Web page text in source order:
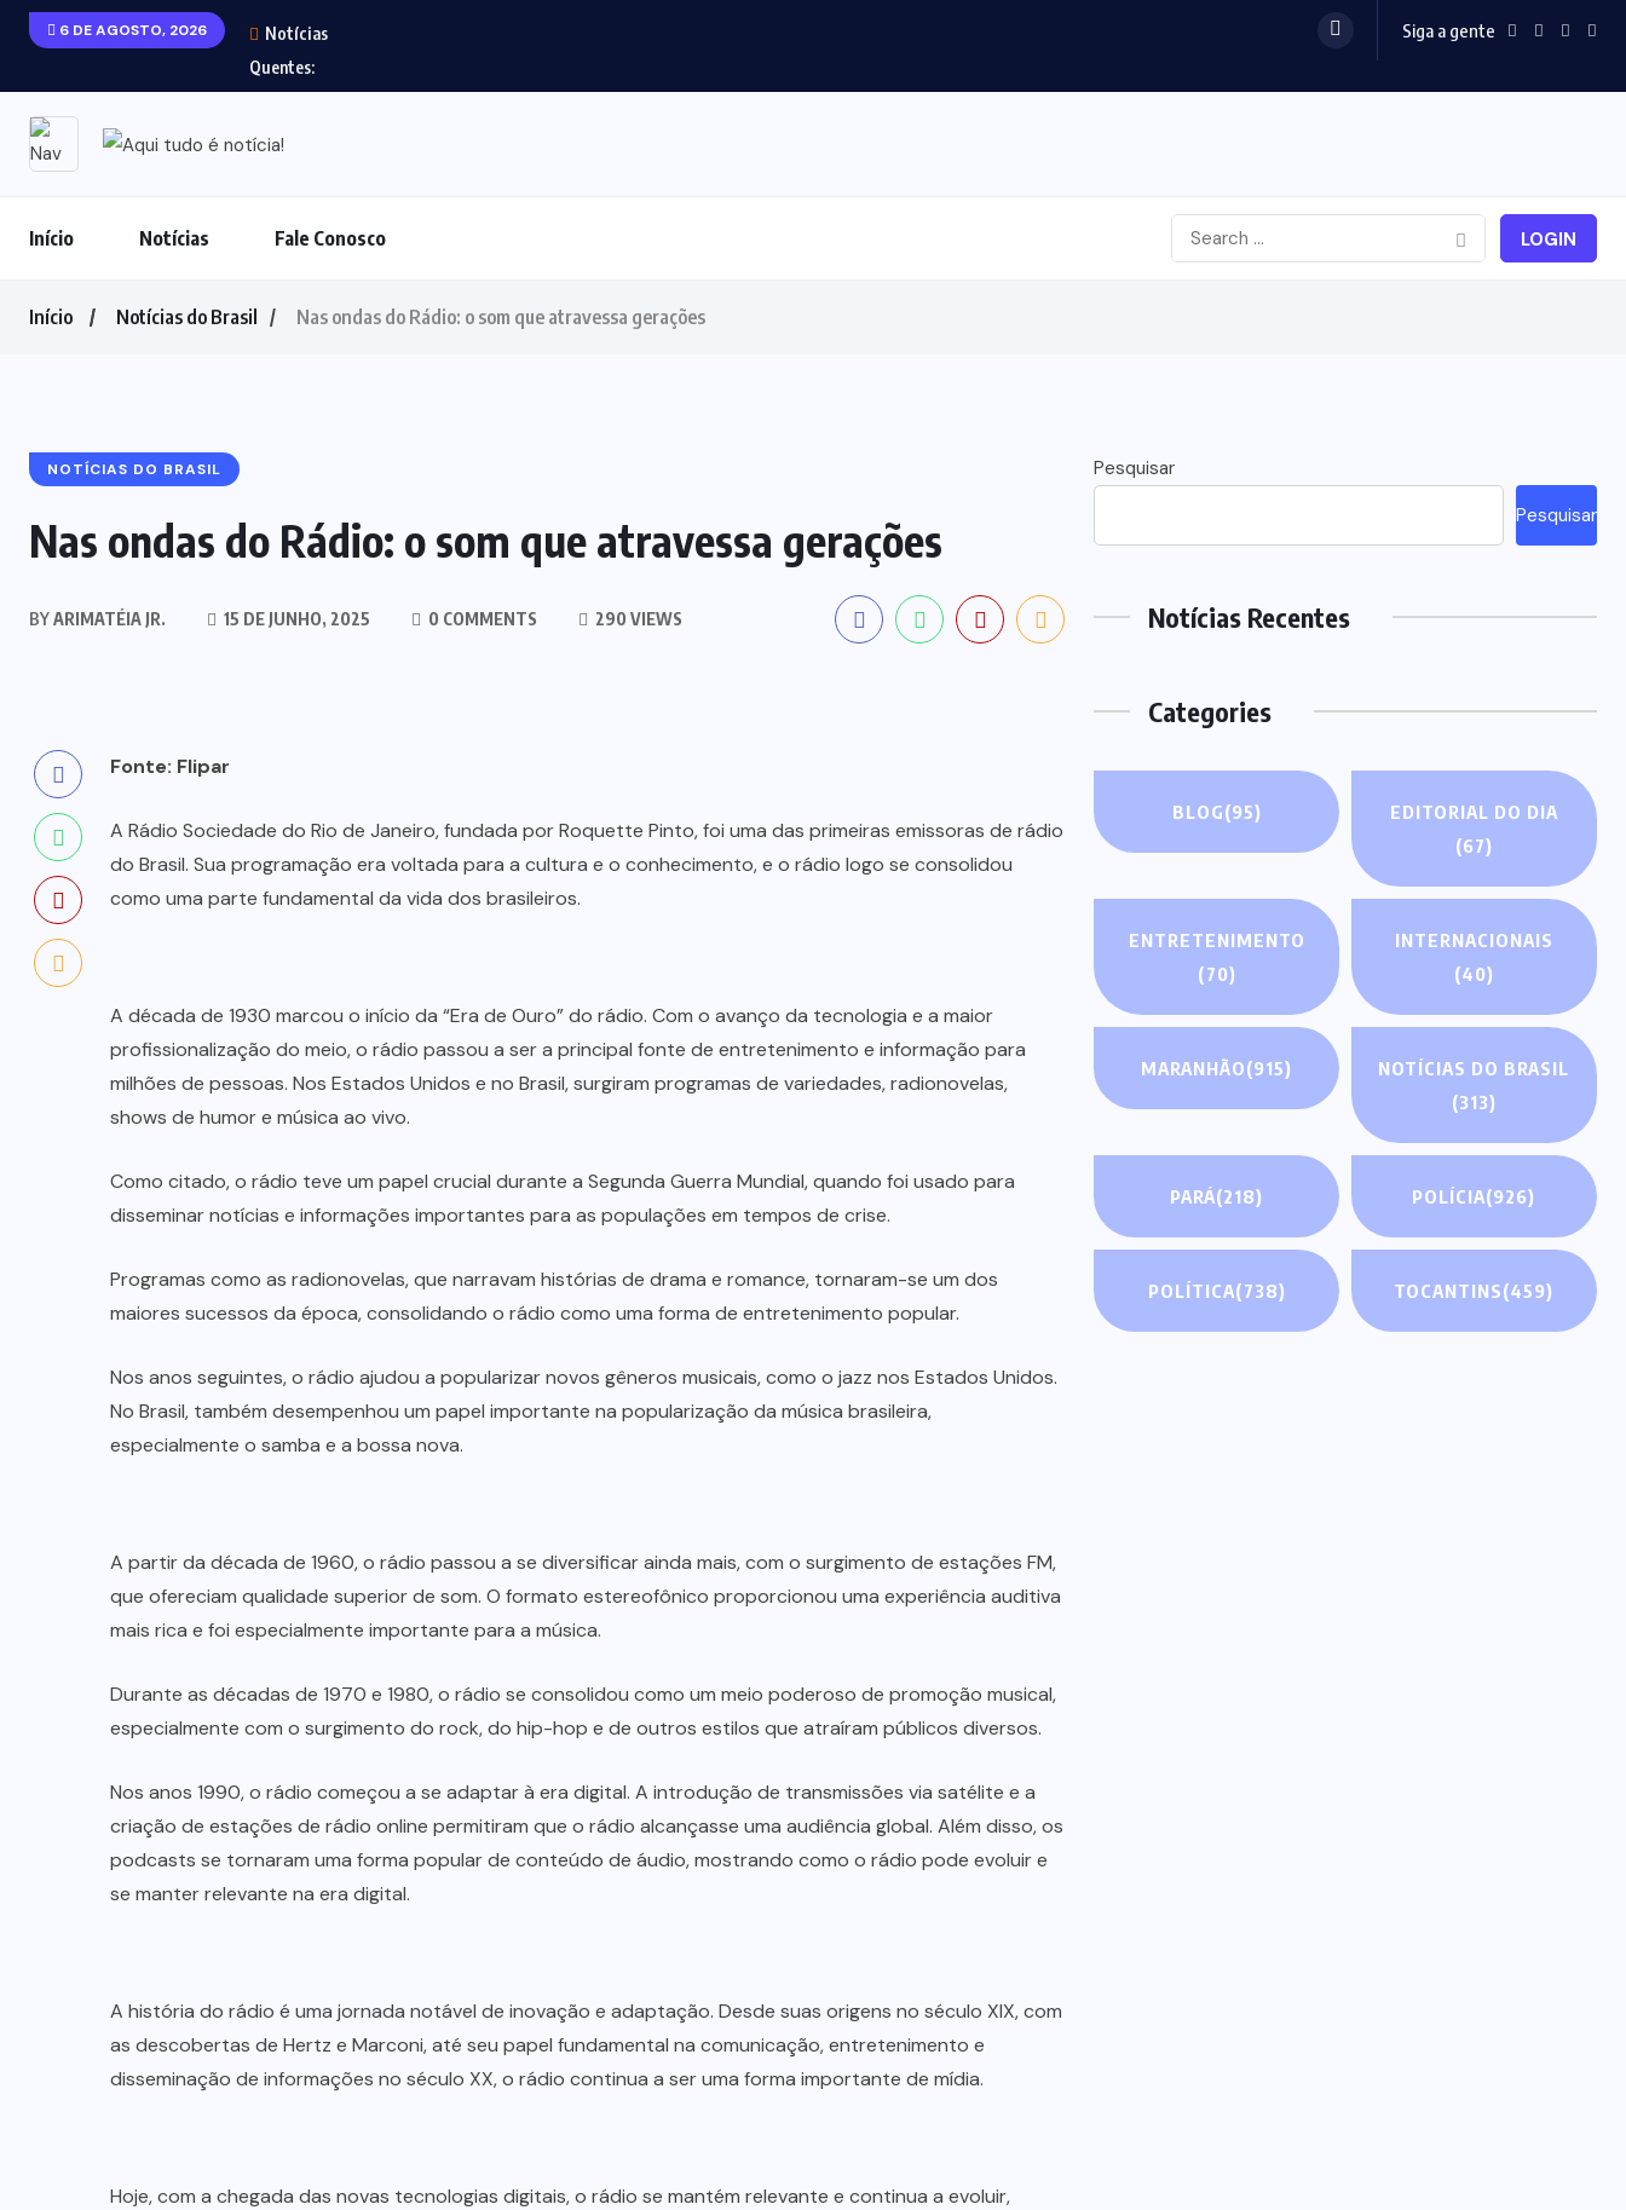
6 DE AGOSTO, 2026
Notícias
Quentes:
Siga a gente
Início Notícias Fale Conosco LOGIN
Início Notícias do Brasil Nas ondas do Rádio: o som que atravessa gerações
NOTÍCIAS DO BRASIL
Nas ondas do Rádio: o som que atravessa gerações
BYARIMATÉIA JR. 15 DE JUNHO, 2025 0 COMMENTS 290 VIEWS
Fonte: Flipar
A Rádio Sociedade do Rio de Janeiro, fundada por Roquette Pinto, foi uma das primeiras emissoras de rádio
do Brasil. Sua programação era voltada para a cultura e o conhecimento, e o rádio logo se consolidou
como uma parte fundamental da vida dos brasileiros.
A década de 1930 marcou o início da “Era de Ouro” do rádio. Com o avanço da tecnologia e a maior
profissionalização do meio, o rádio passou a ser a principal fonte de entretenimento e informação para
milhões de pessoas. Nos Estados Unidos e no Brasil, surgiram programas de variedades, radionovelas,
shows de humor e música ao vivo.
Como citado, o rádio teve um papel crucial durante a Segunda Guerra Mundial, quando foi usado para
disseminar notícias e informações importantes para as populações em tempos de crise.
Programas como as radionovelas, que narravam histórias de drama e romance, tornaram-se um dos
maiores sucessos da época, consolidando o rádio como uma forma de entretenimento popular.
Nos anos seguintes, o rádio ajudou a popularizar novos gêneros musicais, como o jazz nos Estados Unidos.
No Brasil, também desempenhou um papel importante na popularização da música brasileira,
especialmente o samba e a bossa nova.
A partir da década de 1960, o rádio passou a se diversificar ainda mais, com o surgimento de estações FM,
que ofereciam qualidade superior de som. O formato estereofônico proporcionou uma experiência auditiva
mais rica e foi especialmente importante para a música.
Durante as décadas de 1970 e 1980, o rádio se consolidou como um meio poderoso de promoção musical,
especialmente com o surgimento do rock, do hip-hop e de outros estilos que atraíram públicos diversos.
Nos anos 1990, o rádio começou a se adaptar à era digital. A introdução de transmissões via satélite e a
criação de estações de rádio online permitiram que o rádio alcançasse uma audiência global. Além disso, os
podcasts se tornaram uma forma popular de conteúdo de áudio, mostrando como o rádio pode evoluir e
se manter relevante na era digital.
A história do rádio é uma jornada notável de inovação e adaptação. Desde suas origens no século XIX, com
as descobertas de Hertz e Marconi, até seu papel fundamental na comunicação, entretenimento e
disseminação de informações no século XX, o rádio continua a ser uma forma importante de mídia.
Hoje, com a chegada das novas tecnologias digitais, o rádio se mantém relevante e continua a evoluir,
Pesquisar
Pesquisar
Notícias Recentes
Categories
BLOG(95)
EDITORIAL DO DIA
(67)
ENTRETENIMENTO
(70)
INTERNACIONAIS
(40)
MARANHÃO(915)
NOTÍCIAS DO BRASIL
(313)
PARÁ(218) POLÍCIA(926)
POLÍTICA(738) TOCANTINS(459)